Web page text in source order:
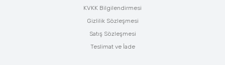
KVKK Bilgilendirmesi
Gizlilik Sözleşmesi
Satış Sözleşmesi
Teslimat ve İade